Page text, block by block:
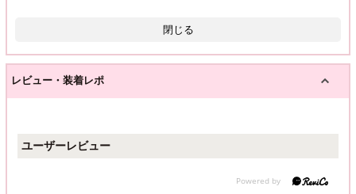
閉じる
レビュー・装着レポ
ユーザーレビュー